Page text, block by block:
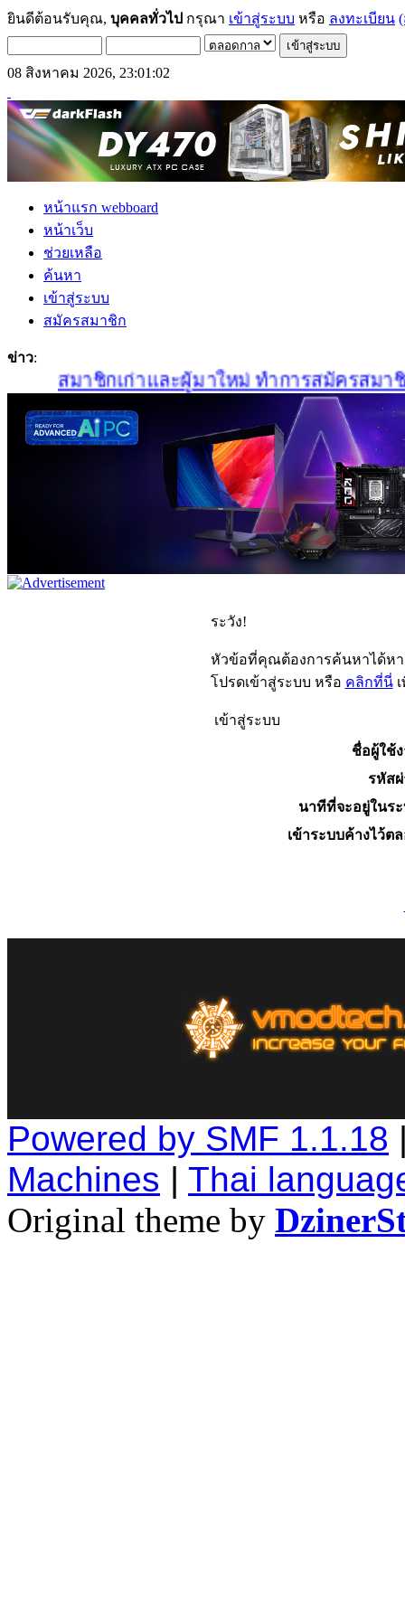
ยินดีต้อนรับคุณ, บุคคลทั่วไป กรุณา เข้าสู่ระบบ หรือ ลงทะเบียน
08 สิงหาคม 2026, 23:01:02
หน้าแรก webboard
หน้าเว็บ
ช่วยเหลือ
ค้นหา
เข้าสู่ระบบ
สมัครสมาชิก
ข่าว:
สมาชิกเก่าและผู้มาใหม่ ทำการสมัครสมาชิ
ระวัง!
หัวข้อที่คุณต้องการค้นหาได้ห
โปรดเข้าสู่ระบบ หรือ คลิกที่นี่เ
เข้าสู่ระบบ
ชื่อผู้ใช้
รหัส
นาทีที่จะอยู่ในร
เข้าระบบค้างไว้ต
Powered by SMF 1.1.18
Machines | Thai
Original theme by